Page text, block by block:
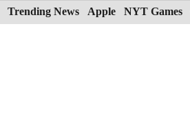
Skip
to
Trending News Apple NYT Games